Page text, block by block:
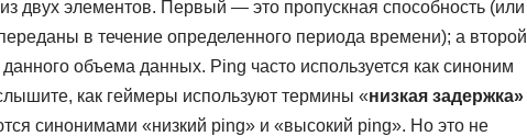
двух элементов. Первый — это пропускная способность (или
в течение определенного периода времени); а второй
объема данных. Ping часто используется как синоним
как геймеры используют термины «низкая задержка»
синонимами «низкий ping» и «высокий ping». Но это не